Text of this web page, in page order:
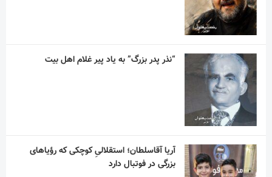
“نذر پدر بزرگ” به یاد پیر غلام اهل بیت
آریا آقاسلطان؛ استقلالیِ کوچکی که رؤیاهای
بزرگی در فوتبال دارد